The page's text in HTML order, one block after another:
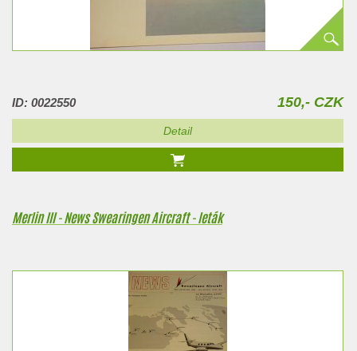
ID: 0022550 150,- CZK
Detail
Merlin III - News Swearingen Aircraft - leták